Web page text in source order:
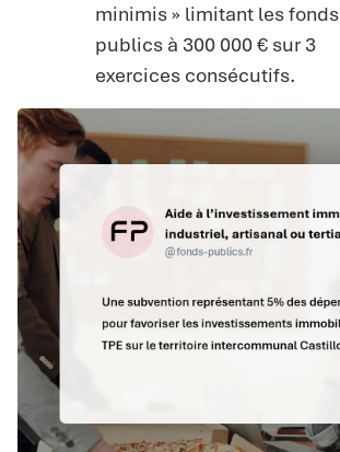
minimis » limitant les fonds
publics à 300 000 € sur 3
exercices consécutifs.